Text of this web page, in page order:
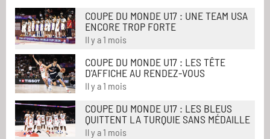
COUPE DU MONDE U17 : UNE TEAM USA
ENCORE TROP FORTE
Il y a 1 mois
COUPE DU MONDE U17 : LES TÊTE
D'AFFICHE AU RENDEZ-VOUS
Il y a 1 mois
COUPE DU MONDE U17 : LES BLEUS
QUITTENT LA TURQUIE SANS MÉDAILLE
Il y a 1 mois